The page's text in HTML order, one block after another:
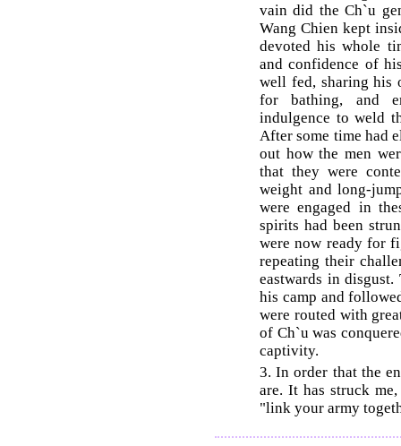
vain did the Ch`u
Wang Chien kept
devoted his whole
and confidence of
well fed, sharing his
for bathing, and
indulgence to weld
After some time had
out how the men
that they were
weight and long-
were engaged in
spirits had been
were now ready for
repeating their
eastwards in
his camp and
were routed with
of Ch`u was
captivity.
3. In order that the
are. It has struck
"link your army